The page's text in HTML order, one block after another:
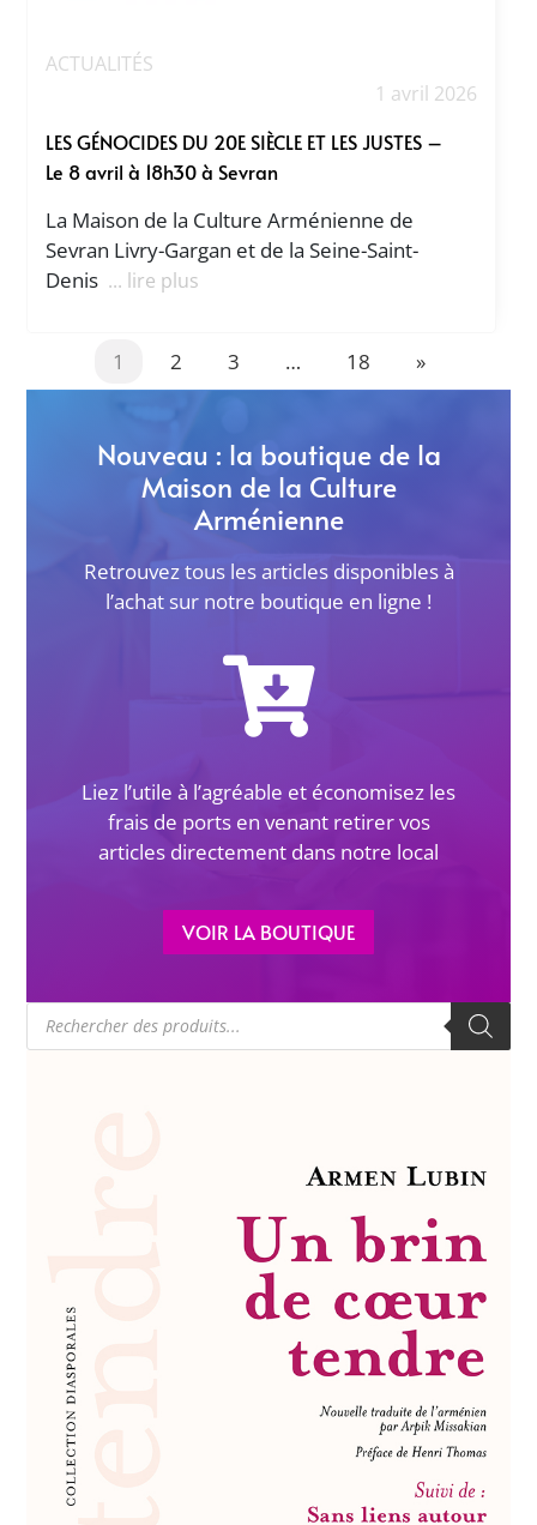
ACTUALITÉS
1 avril 2026
LES GÉNOCIDES DU 20E SIÈCLE ET LES JUSTES –
Le 8 avril à 18h30 à Sevran
La Maison de la Culture Arménienne de
Sevran Livry-Gargan et de la Seine-Saint-
Denis ... lire plus
1 2 3 … 18 »
Nouveau : la boutique de la
Maison de la Culture
Arménienne
Retrouvez tous les articles disponibles à
l’achat sur notre boutique en ligne !
Liez l’utile à l’agréable et économisez les
frais de ports en venant retirer vos
articles directement dans notre local
VOIR LA BOUTIQUE
Recherche
de
produits